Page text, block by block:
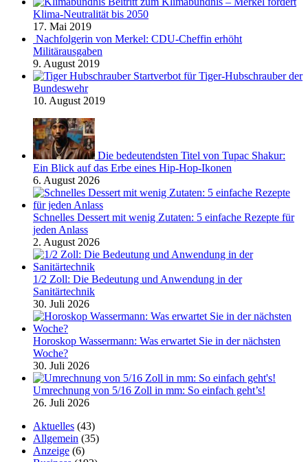
Klima-Neutralität bis 2050
17. Mai 2019
Nachfolgerin von Merkel: CDU-Cheffin erhöht
Militärausgaben
9. August 2019
Startverbot für Tiger-Hubschrauber der
Bundeswehr
10. August 2019
Die bedeutendsten Titel von Tupac Shakur:
Ein Blick auf das Erbe eines Hip-Hop-Ikonen
6. August 2026
Schnelles Dessert mit wenig Zutaten: 5 einfache Rezepte für
jeden Anlass
2. August 2026
1/2 Zoll: Die Bedeutung und Anwendung in der
Sanitärtechnik
30. Juli 2026
Horoskop Wassermann: Was erwartet Sie in der nächsten
Woche?
30. Juli 2026
Umrechnung von 5/16 Zoll in mm: So einfach geht’s!
26. Juli 2026
Aktuelles (43)
Allgemein (35)
Anzeige (6)